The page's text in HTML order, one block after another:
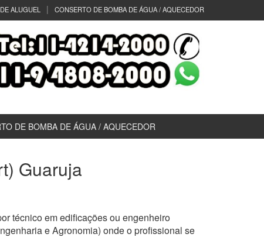
ALUGUEL CONSERTO DE BOMBA DE ÁGUA / AQUECEDOR
DE BOMBA DE ÁGUA / AQUECEDOR
Guaruja
técnico em edificações ou engenheiro
e Agronomia) onde o profissional se